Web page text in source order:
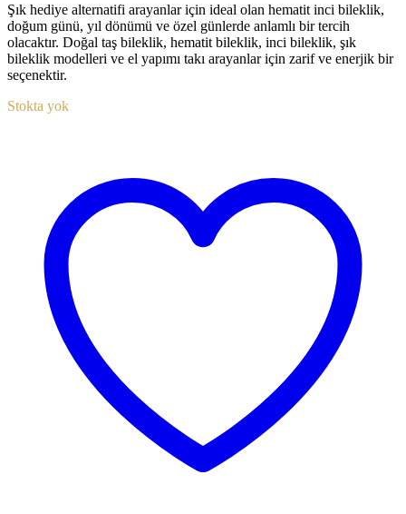
Şık hediye alternatifi arayanlar için ideal olan hematit inci bileklik,
doğum günü, yıl dönümü ve özel günlerde anlamlı bir tercih
olacaktır. Doğal taş bileklik, hematit bileklik, inci bileklik, şık
bileklik modelleri ve el yapımı takı arayanlar için zarif ve enerjik bir
seçenektir.
Stokta yok